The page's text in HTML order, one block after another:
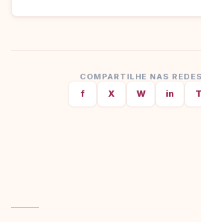
COMPARTILHE NAS
f X W in T